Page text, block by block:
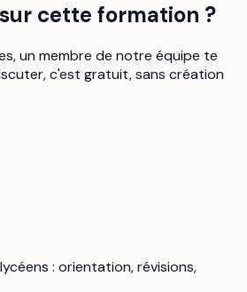
cette formation ?
un membre de notre équipe te
c'est gratuit, sans création
: orientation, révisions,